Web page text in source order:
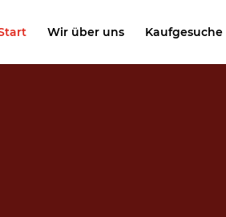
Wir über uns Kaufgesuche